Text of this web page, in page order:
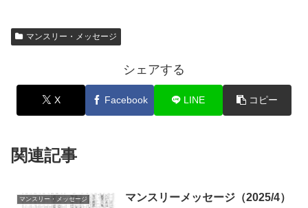
マンスリー・メッセージ
シェアする
X Facebook LINE コピー
関連記事
マンスリー・メッセージ マンスリーメッセージ（2025/4）